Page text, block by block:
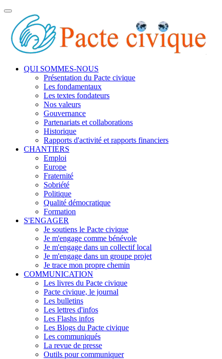
Toggle
navigation
QUI SOMMES-NOUS
Présentation du Pacte civique
Les fondamentaux
Les textes fondateurs
Nos valeurs
Gouvernance
Partenariats et collaborations
Historique
Rapports d'activité et rapports financiers
CHANTIERS
Emploi
Europe
Fraternité
Sobriété
Politique
Qualité démocratique
Formation
S'ENGAGER
Je soutiens le Pacte civique
Je m'engage comme bénévole
Je m'engage dans un collectif local
Je m'engage dans un groupe projet
Je trace mon propre chemin
COMMUNICATION
Les livres du Pacte civique
Pacte civique, le journal
Les bulletins
Les lettres d'infos
Les Flashs infos
Les Blogs du Pacte civique
Les communiqués
La revue de presse
Outils pour communiquer